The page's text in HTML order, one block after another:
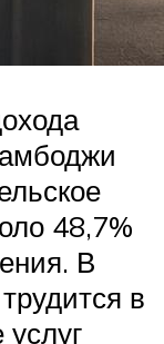
48,7%
В
в